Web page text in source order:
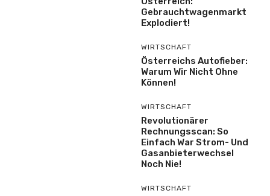
Gebrauchtwagenmarkt
Explodiert!
WIRTSCHAFT
Österreichs Autofieber:
Warum Wir Nicht Ohne
Können!
WIRTSCHAFT
Revolutionärer
Rechnungsscan: So
Einfach War Strom- Und
Gasanbieterwechsel
Noch Nie!
WIRTSCHAFT